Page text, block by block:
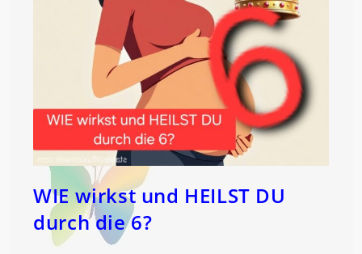
WIE wirkst und HEILST DU
durch die 6?